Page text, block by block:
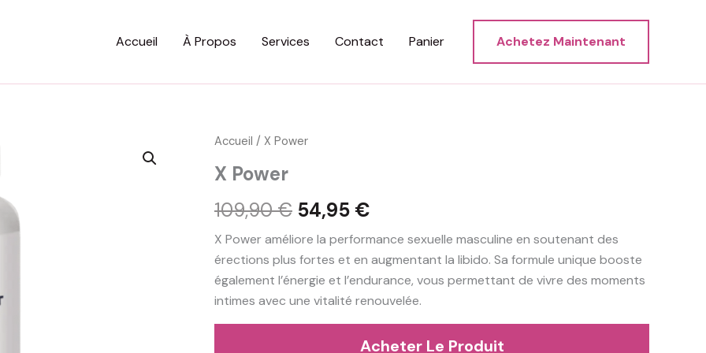
Accueil À Propos Services Contact Panier Achetez Maintenant
Accueil / X Power
X Power
109,90€ Le
prix
initial
était :
109,90 €.
54,95 €
prix
actuel
est :
54,95 €.
X Power améliore la performance sexuelle masculine en soutenant des
érections plus fortes et en augmentant la libido. Sa formule unique booste
également l’énergie et l’endurance, vous permettant de vivre des moments
intimes avec une vitalité renouvelée.
Acheter Le Produit